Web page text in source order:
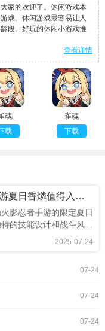
家的欢迎了。休闲游戏本
戏。休闲游戏最容易让人
段。好玩的休闲小游戏推
查看详情
魂
网
陆
载
雀魂
majsoul官
方手游下载
下载
火影忍者手游夏日香燐值得入手吗
影忍者手游的限定夏日
的技能设计和战斗风
技能解析、连招技巧及竞
评估，助你判断是否值得
，夏日香燐的普攻为五段
的起手能力，第三段下劈
锁链从地面穿出进行终
2025-07-24
07-24
07-24
07-24